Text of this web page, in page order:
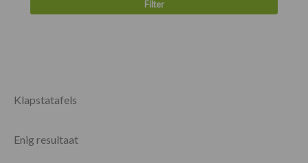
Filter
Klapstatafels
Enig resultaat